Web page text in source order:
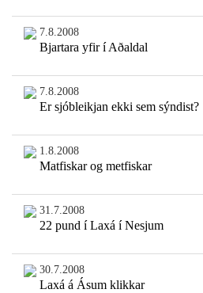
7.8.2008
Bjartara yfir í Aðaldal
7.8.2008
Er sjóbleikjan ekki sem sýndist?
1.8.2008
Matfiskar og metfiskar
31.7.2008
22 pund í Laxá í Nesjum
30.7.2008
Laxá á Ásum klikkar